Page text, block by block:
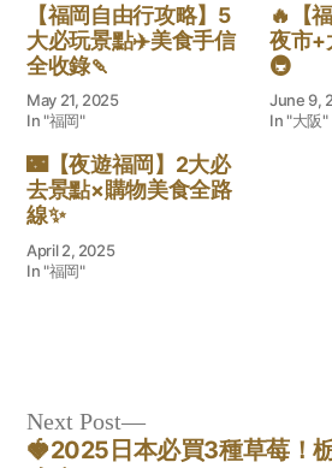
【福岡自由行攻略】5
大必玩景點✈️美食手信
全收錄🍡
May 21, 2025
In "福岡"
🔥【
夜市+
🚇
June 9,
In "大阪"
🌃【夜遊福岡】2大必
去景點×購物美食全路
線✨
April 2, 2025
In "福岡"
Post
Next Post
Next
post:
🍓2025日本必買3種草莓！